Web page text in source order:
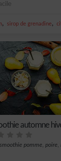
, sirop de grenadine,
automne
pomme, poire,